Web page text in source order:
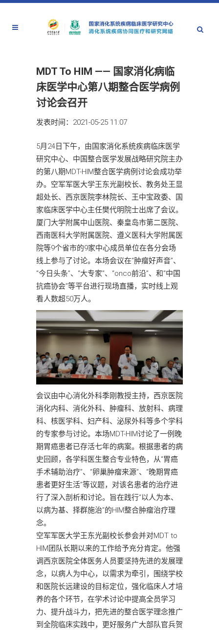
MDT To HIM —— 国家消化病临
床医学中心第八期整合医学病例
讨论会召开
发表时间：2021-05-25 11:07
5月24日下午，由国家消化系统疾病临床医学
研究中心、中国整合医学发展战略研究院主办
的第八期MDT-HIM整合医学病例讨论会成功举
办。空军军医大学王东光副校长、教务处王显
超处长、西京医院李林院长、王中宝政委、国
家临床医学中心主任樊代明院士出席了会议。
厦门大学附属中山医院、秦皇岛市第二医院、
西南医科大学附属医院、遵义医科大学附属医
院等9个省市的9家中心成员单位在各分会场
线上参与了讨论。本场会议在“肿瘤好声音”、
“今日头条”、“大专家”、“onco前沿”、和“中国
抗癌协会”等平台进行现场直播，实时线上观
看人数超50万人。
会议由中心消化外科季刚教授主持，西京医院
消化内科、消化外科、肿瘤科、放射科、病理
科、核医学科、妇产科、泌尿外科等多个学科
的专家参与讨论。本场MDT-HIM讨论了一例晚
期胃癌患者已存活七年的病案。根据患者的病
史回顾，各学科医生整合专业特色，从“胃癌
手术辅助治疗”、“卵巢肿瘤来源”、“晚期胃癌
患者更好生活”等议题，对该名患者的治疗进
行了深入剖析和讨论。旨在践行“以人为本、
以病为基、择群施治”的HIM整合肿瘤治疗理
念。
空军军医大学王东光副校长参会并对MDT to
HIM团队长期以来的工作给予充分肯定。他强
调西京医院全体医务人员要坚持先进的发展理
念，以病人为中心，以需求为牵引，围绕学校
和医院长远建设的目标定位，强化临床人才培
养的各个环节，在学术讨论中提高全员学习
力、提升战斗力，把先进的整合医学理念推广
到全院临床实践中，更好服务广大部队官兵贺